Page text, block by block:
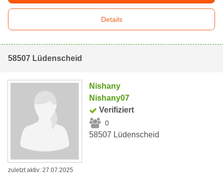
Details
58507 Lüdenscheid
Nishany
Nishany07
Verifiziert
0
58507 Lüdenscheid
zuletzt aktiv: 27.07.2025